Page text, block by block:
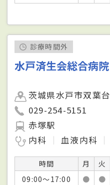
診療時間外
水戸済生会総合病院
茨城県水戸市双葉
029-254-5151
赤塚駅
内科
血液内科
時間 月 火
09:00～17:00
● ●